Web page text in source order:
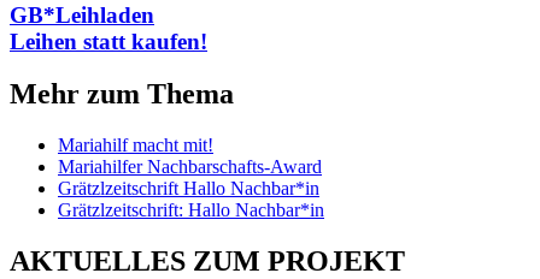
GB*Leihladen
Leihen statt kaufen!
Mehr zum Thema
Mariahilf macht mit!
Mariahilfer Nachbarschafts-Award
Grätzlzeitschrift Hallo Nachbar*in
Grätzlzeitschrift: Hallo Nachbar*in
AKTUELLES ZUM PROJEKT